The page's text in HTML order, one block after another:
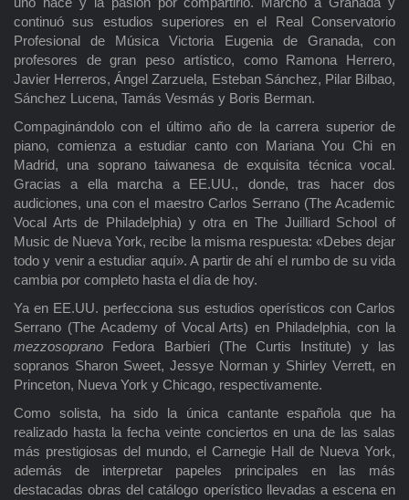
continuó sus estudios superiores en el Real Conservatorio
Profesional de Música Victoria Eugenia de Granada, con
profesores de gran peso artístico, como Ramona Herrero,
Javier Herreros, Ángel Zarzuela, Esteban Sánchez, Pilar Bilbao,
Sánchez Lucena, Tamás Vesmás y Boris Berman.
Compaginándolo con el último año de la carrera superior de
piano, comienza a estudiar canto con Mariana You Chi en
Madrid, una soprano taiwanesa de exquisita técnica vocal.
Gracias a ella marcha a EE.UU., donde, tras hacer dos
audiciones, una con el maestro Carlos Serrano (The Academic
Vocal Arts de Philadelphia) y otra en The Juilliard School of
Music de Nueva York, recibe la misma respuesta: «Debes dejar
todo y venir a estudiar aquí». A partir de ahí el rumbo de su vida
cambia por completo hasta el día de hoy.
Ya en EE.UU. perfecciona sus estudios operísticos con Carlos
Serrano (The Academy of Vocal Arts) en Philadelphia, con la
mezzosoprano Fedora Barbieri (The Curtis Institute) y las
sopranos Sharon Sweet, Jessye Norman y Shirley Verrett, en
Princeton, Nueva York y Chicago, respectivamente.
Como solista, ha sido la única cantante española que ha
realizado hasta la fecha veinte conciertos en una de las salas
más prestigiosas del mundo, el Carnegie Hall de Nueva York,
además de interpretar papeles principales en las más
destacadas obras del catálogo operístico llevadas a escena en